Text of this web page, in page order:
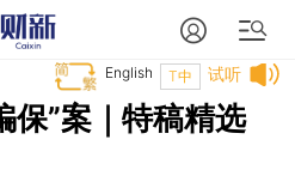
试听
T中
English
保”案｜特稿精选